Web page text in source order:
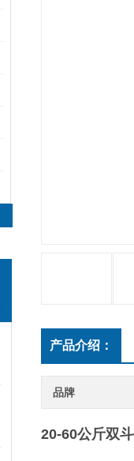
产品介绍：
品牌
20-60公斤双